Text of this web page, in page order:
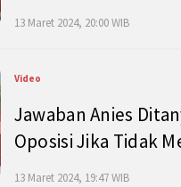
13 Maret 2024, 20:00 WIB
Video
Jawaban Anies
Oposisi Jika Tidak
13 Maret 2024, 19:47 WIB